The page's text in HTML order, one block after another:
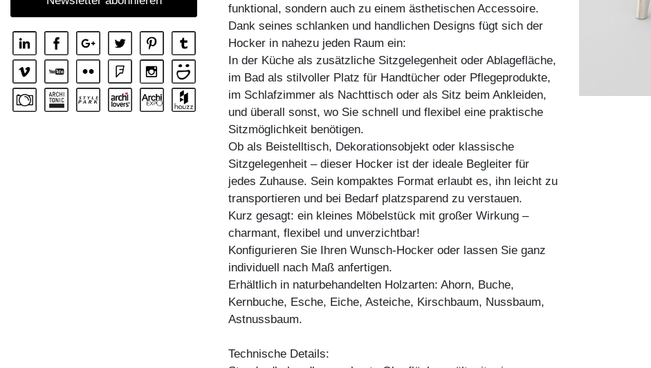
funktional, sondern auch zu einem ästhetischen Accessoire.
Dank seines schlanken und handlichen Designs fügt sich der
Hocker in nahezu jeden Raum ein:
In der Küche als zusätzliche Sitzgelegenheit oder Ablagefläche,
im Bad als stilvoller Platz für Handtücher oder Pflegeprodukte,
im Schlafzimmer als Nachttisch oder als Sitz beim Ankleiden,
und überall sonst, wo Sie schnell und flexibel eine praktische
Sitzmöglichkeit benötigen.
Ob als Beistelltisch, Dekorationsobjekt oder klassische
Sitzgelegenheit – dieser Hocker ist der ideale Begleiter für
jedes Zuhause. Sein kompaktes Format erlaubt es, ihn leicht zu
transportieren und bei Bedarf platzsparend zu verstauen.
Kurz gesagt: ein kleines Möbelstück mit großer Wirkung –
charmant, flexibel und unverzichtbar!
Konfigurieren Sie Ihren Wunsch-Hocker oder lassen Sie ganz
individuell nach Maß anfertigen.
Erhältlich in naturbehandelten Holzarten: Ahorn, Buche,
Kernbuche, Esche, Eiche, Asteiche, Kirschbaum, Nussbaum,
Astnussbaum.
Technische Details: